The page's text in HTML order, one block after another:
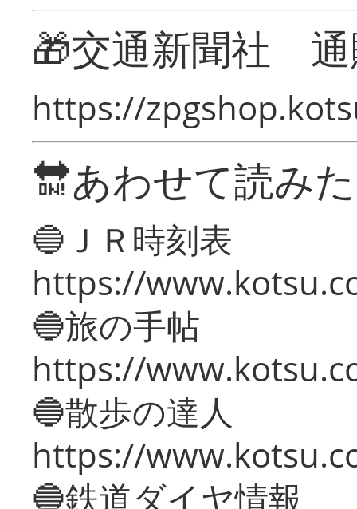
🎁交通新聞社
https://
🔛あわせて読み
🔵ＪＲ時刻表
https://
🔵旅の手帖
https://
🔵散歩の達人
https://
🔵鉄道ダイヤ情報